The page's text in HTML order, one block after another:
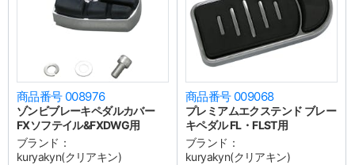
商品番号 008976
ゾンビブレーキペダルカバー
FXソフテイル&FXDWG用
ブランド：
kuryakyn(クリアキン)
商品番号 009068
プレミアムエクステンド ブレー
キペダル FL・FLST用
ブランド：
kuryakyn(クリアキン)